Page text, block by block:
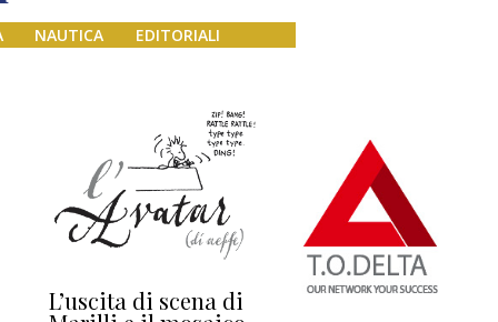
NAUTICA EDITORIALI
L’uscita di scena di Darsena a Europa,